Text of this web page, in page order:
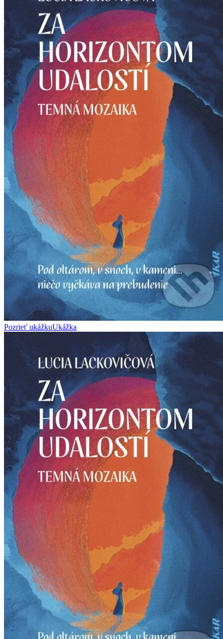
Pozrieť ukážkuUkážka